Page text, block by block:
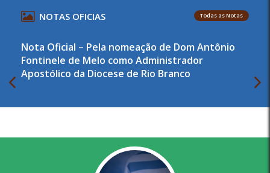
NOTAS OFICIAS Todas as Notas
Nota Oficial – Pela nomeação de Dom Antônio
Fontinele de Melo como Administrador
Apostólico da Diocese de Rio Branco